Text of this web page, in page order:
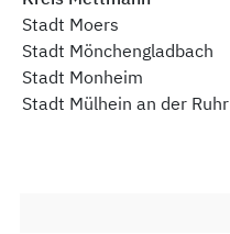
Stadt Moers
Stadt Mönchengladbach
Stadt Monheim
Stadt Mülhein an der Ruhr